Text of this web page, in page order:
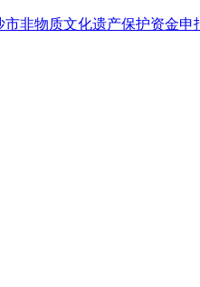
市非物质文化遗产保护资金申